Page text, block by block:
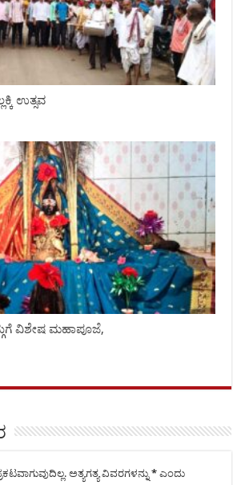
ಉತ್ಸವ
ವಿಶೇಷ ಮಹಾಪೂಜೆ,
ಅತ್ಯಗತ್ಯ ವಿವರಗಳನ್ನು* ಎಂದು